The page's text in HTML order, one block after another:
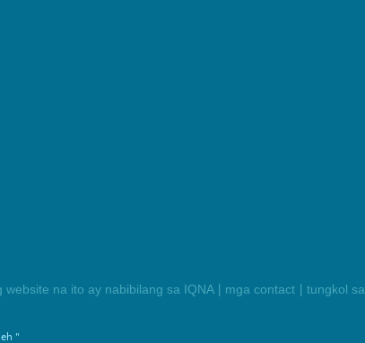
na ito ay nabibilang sa IQNA | mga contact | tungkol
"